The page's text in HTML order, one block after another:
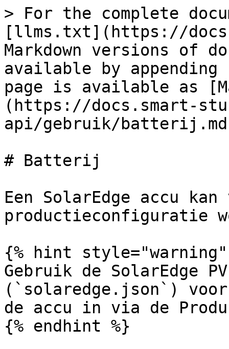
> For the complete
[llms.txt](https://
Markdown versions of
available by
page is available as
(https://docs.smart-
api/gebruik/
# Batterij
Een SolarEdge accu
productieconfiguratie
{% hint style="warning"
Gebruik de SolarEdge
(`solaredge.json`)
de accu in via de
{% endhint %}